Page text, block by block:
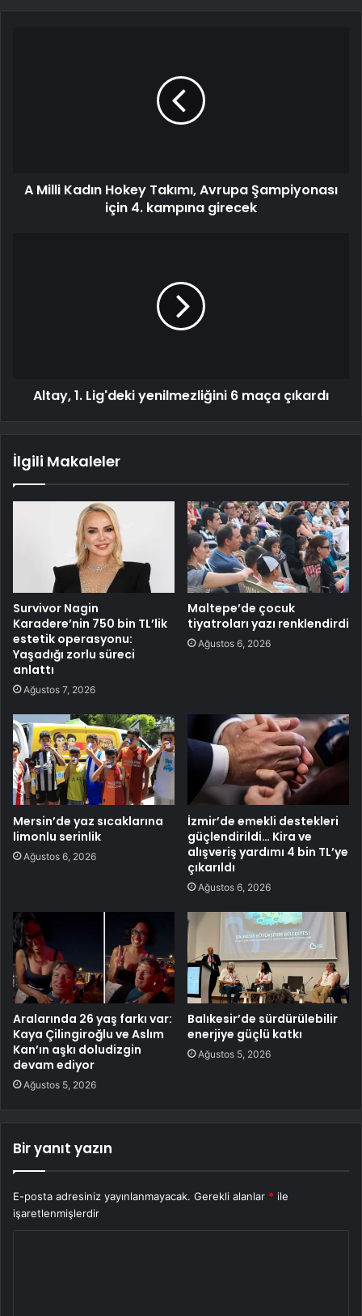
A Milli Kadın Hokey Takımı, Avrupa Şampiyonası
için 4. kampına girecek
Altay, 1. Lig'deki yenilmezliğini 6 maça çıkardı
İlgili Makaleler
Survivor Nagin
Karadere’nin 750 bin TL’lik
estetik operasyonu:
Yaşadığı zorlu süreci
anlattı
Ağustos 7, 2026
Maltepe’de çocuk
tiyatroları yazı renklendirdi
Ağustos 6, 2026
Mersin’de yaz sıcaklarına
limonlu serinlik
Ağustos 6, 2026
İzmir’de emekli destekleri
güçlendirildi… Kira ve
alışveriş yardımı 4 bin TL’ye
çıkarıldı
Ağustos 6, 2026
Aralarında 26 yaş farkı var:
Kaya Çilingiroğlu ve Aslım
Kan’ın aşkı doludizgin
devam ediyor
Ağustos 5, 2026
Balıkesir’de sürdürülebilir
enerjiye güçlü katkı
Ağustos 5, 2026
Bir yanıt yazın
E-posta adresiniz yayınlanmayacak. Gerekli alanlar * ile
işaretlenmişlerdir